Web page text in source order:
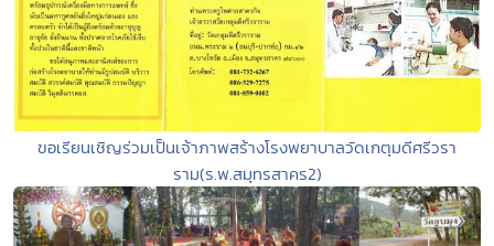
ขอเรียนเชิญร่วมเป็นเจ้าภาพสร้างโรงพยาบาลวัดเกตุมดีศรีวรา
ราม(ร.พ.สมุทรสาคร2)